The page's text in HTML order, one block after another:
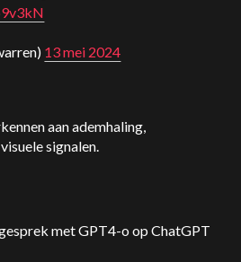
13 mei 2024
aan ademhaling,
signalen.
met GPT4-o opChatGPT